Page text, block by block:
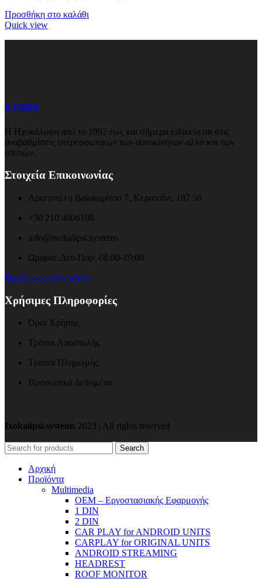
Προσθήκη στο καλάθι
Quick view
Η ΕΤΑΙΡΙΑ
Η Ηχοκάλυψη από το 1992 έως και σήμερα ειδικεύεται στις
αναβαθμίσεις στερεοφωνικών των αυτοκίνητων αλλά και των
σπιτιών.
Στοιχεία Επικοινωνίας
Αριστοτέλη Βαλαωρίτου 7, Κερατσίνι, 187 56
+30 210 4006188
info@ixokalipsi.systems
Ωράριο: Δευ-Παρ: 08:00-19:00
Βρείτε μας στον χάρτη
Χρήσιμες Πληροφορίες
Όροι Χρήσης
Τρόποι Αποστολής
Τρόποι Πληρωμής
Προσωπικά Δεδομένα
Ixokalipsi.systems 2023 | All rights reserved
Search
Αρχική
Προϊόντα
Μultimedia
OEM – Εργοστασιακής Εφαρμογής
1 DIN
2 DIN
CAR PLAY for ANDROID UNITS
CARPLAY for ORIGINAL UNITS
ANDROID STREAMING
HEADREST
ROOF MONITOR